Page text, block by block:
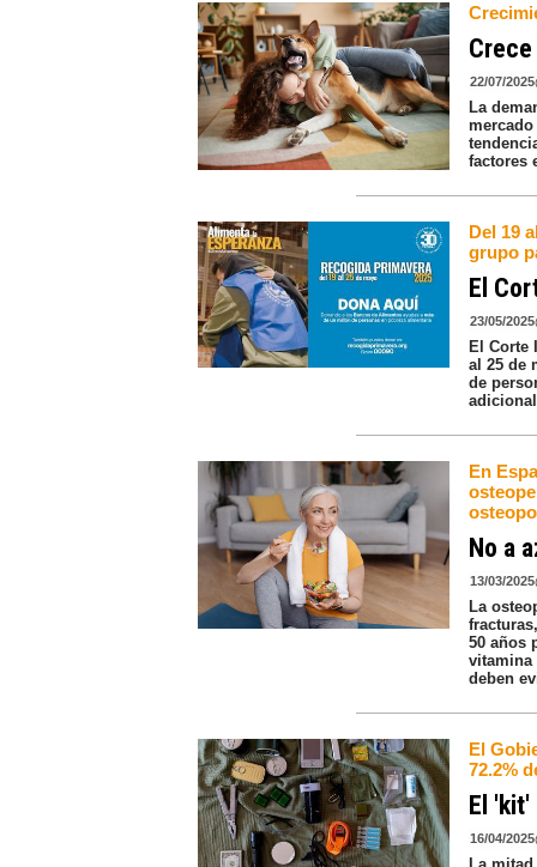
22/07/2025
La
factores
Del 19
grupo
El
23/05/2025
El Corte
al 25 de
de
En
No a
13/03/2025
La
50 años
vitamina
deben
El
72.2%
El
16/04/2025